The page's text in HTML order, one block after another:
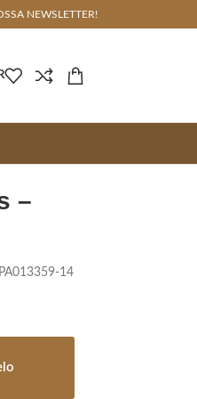
NEWSLETTER!
PA013359-14